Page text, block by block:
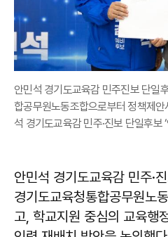
안민석 경기도교육감 민주진보 단일
합공무원노동조합으로부터 정책제
석 경기도교육감 민주·진보 단일후보
안민석 경기도교육감 민주·
경기도교육청통합공무원노
고, 학교지원 중심의 교육행